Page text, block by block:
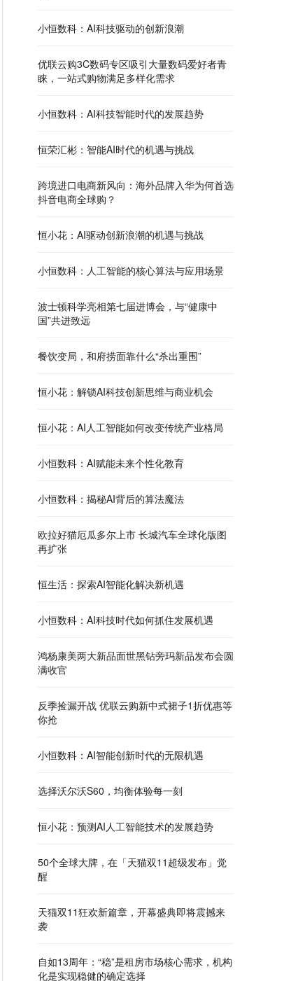
小恒数科：AI科技驱动的创新浪潮
优联云购3C数码专区吸引大量数码爱好者青
睐，一站式购物满足多样化需求
小恒数科：AI科技智能时代的发展趋势
恒荣汇彬：智能AI时代的机遇与挑战
跨境进口电商新风向：海外品牌入华为何首选
抖音电商全球购？
恒小花：AI驱动创新浪潮的机遇与挑战
小恒数科：人工智能的核心算法与应用场景
波士顿科学亮相第七届进博会，与“健康中
国”共进致远
餐饮变局，和府捞面靠什么“杀出重围”
恒小花：解锁AI科技创新思维与商业机会
恒小花：AI人工智能如何改变传统产业格局
小恒数科：AI赋能未来个性化教育
小恒数科：揭秘AI背后的算法魔法
欧拉好猫厄瓜多尔上市 长城汽车全球化版图
再扩张
恒生活：探索AI智能化解决新机遇
小恒数科：AI科技时代如何抓住发展机遇
鸿杨康美两大新品面世黑钻旁玛新品发布会圆
满收官
反季捡漏开战 优联云购新中式裙子1折优惠等
你抢
小恒数科：AI智能创新时代的无限机遇
选择沃尔沃S60，均衡体验每一刻
恒小花：预测AI人工智能技术的发展趋势
50个全球大牌，在「天猫双11超级发布」觉
醒
天猫双11狂欢新篇章，开幕盛典即将震撼来
袭
自如13周年：“稳”是租房市场核心需求，机构
化是实现稳健的确定选择